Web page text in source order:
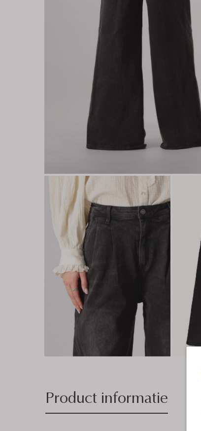
Product informatie